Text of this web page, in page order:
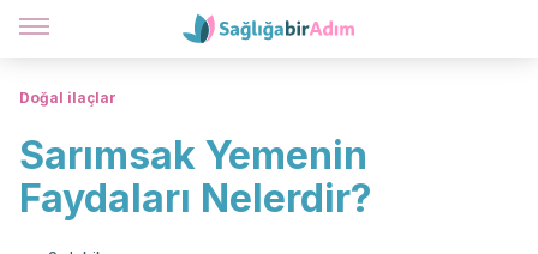
Doğal ilaçlar
Sarımsak Yemenin
Faydaları Nelerdir?